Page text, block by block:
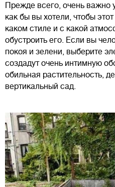
Прежде всего, очень важно
как бы вы хотели, чтобы
каком стиле и с какой
обустроить его. Если вы
покоя и зелени, выберите
создадут очень интимную
обильная растительность,
вертикальный сад.